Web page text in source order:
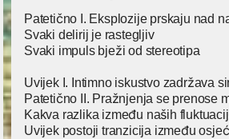
Patetično I. Eksplozije prskaju nad
Svaki delirij je rastegljiv
Svaki impuls bježi od stereotipa
Uvijek I. Intimno iskustvo zadržava
Patetično II. Pražnjenja se prenose
Kakva razlika između naših
Uvijek postoji tranzicija između